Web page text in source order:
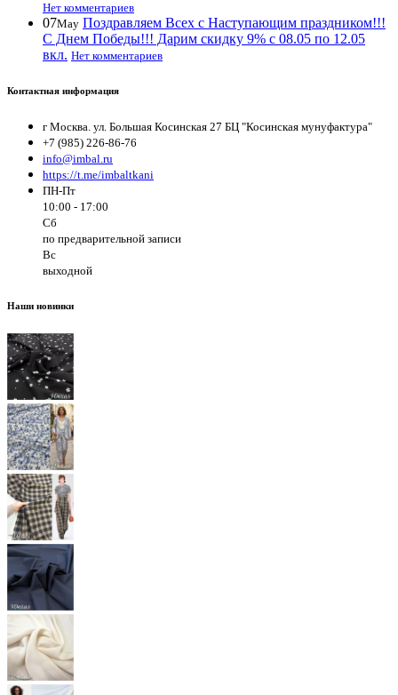
Нет комментариев
07May Поздравляем Всех с Наступающим праздником!!!
С Днем Победы!!! Дарим скидку 9% с 08.05 по 12.05
вкл. Нет комментариев
Контактная информация
г Москва. ул. Большая Косинская 27 БЦ "Косинская мунуфактура"
+7 (985) 226-86-76
info@imbal.ru
https://t.me/imbaltkani
ПН-Пт
10:00 - 17:00
Сб
по предварительной записи
Вс
выходной
Наши новинки